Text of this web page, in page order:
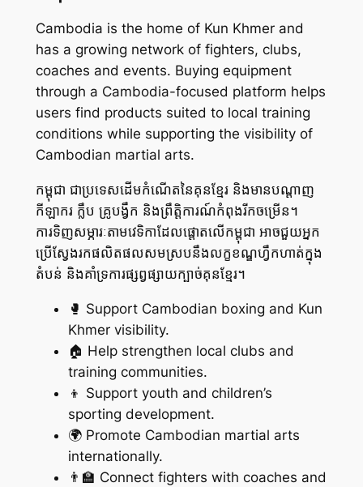
Cambodia is the home of Kun Khmer and
has a growing network of fighters, clubs,
coaches and events. Buying equipment
through a Cambodia-focused platform helps
users find products suited to local training
conditions while supporting the visibility of
Cambodian martial arts.
កម្ពុជា ជាប្រទេសដើមកំណើតនៃគុនខ្មែរ និងមានបណ្តាញ
កីឡាករ ក្លឹប គ្រូបង្វឹក និងព្រឹត្តិការណ៍កំពុងរីកចម្រើន។
ការទិញសម្ភារៈតាមវេទិកាដែលផ្តោតលើកម្ពុជា អាចជួយអ្នក
ប្រើស្វែងរកផលិតផលសមស្របនឹងលក្ខខណ្ឌហ្វឹកហាត់ក្នុង
តំបន់ និងគាំទ្រការផ្សព្វផ្សាយក្បាច់គុនខ្មែរ។
🥊 Support Cambodian boxing and Kun
Khmer visibility.
🏠 Help strengthen local clubs and
training communities.
👦 Support youth and children’s
sporting development.
🌍 Promote Cambodian martial arts
internationally.
👨‍🏫 Connect fighters with coaches and